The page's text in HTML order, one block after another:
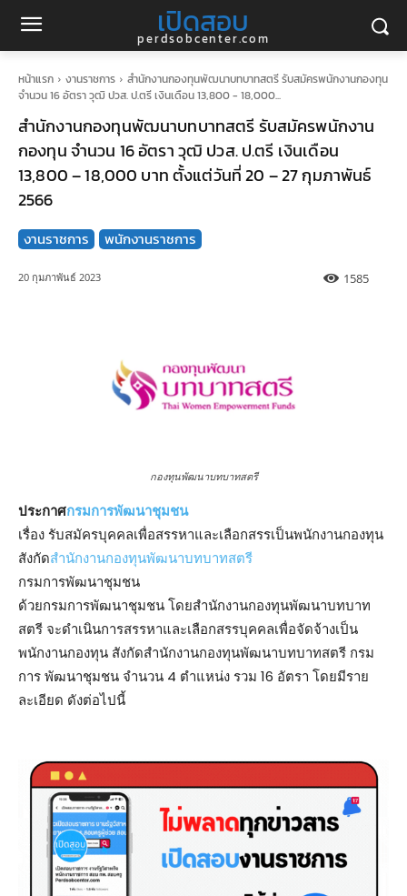
เปิดสอบ
perdsobcenter.com
หน้าแรก งานราชการ
สำนักงานกองทุนพัฒนาบทบาทสตรี รับสมัครพนักงานกองทุน
จำนวน 16 อัตรา วุฒิ ปวส. ป.ตรี เงินเดือน 13,800 - 18,000...
สำนักงานกองทุนพัฒนาบทบาทสตรี รับสมัครพนักงาน
กองทุน จำนวน 16 อัตรา วุฒิ ปวส. ป.ตรี เงินเดือน
13,800 – 18,000 บาท ตั้งแต่วันที่ 20 – 27 กุมภาพันธ์
2566
งานราชการ พนักงานราชการ
20 กุมภาพันธ์ 2023 1585
กองทุนพัฒนาบทบาทสตรี
ประกาศกรมการพัฒนาชุมชน
เรื่อง รับสมัครบุคคลเพื่อสรรหาและเลือกสรรเป็นพนักงานกองทุน
สังกัดสํานักงานกองทุนพัฒนาบทบาทสตรี
กรมการพัฒนาชุมชน
ด้วยกรมการพัฒนาชุมชน โดยสํานักงานกองทุนพัฒนาบทบาท
สตรี จะดําเนินการสรรหาและเลือกสรรบุคคลเพื่อจัดจ้างเป็น
พนักงานกองทุน สังกัดสํานักงานกองทุนพัฒนาบทบาทสตรี กรม
การ พัฒนาชุมชน จํานวน 4 ตําแหน่ง รวม 16 อัตรา โดยมีราย
ละเอียด ดังต่อไปนี้